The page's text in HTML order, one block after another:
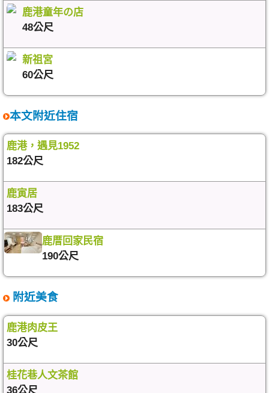
鹿港童年の店
48公尺
新祖宮
60公尺
本文附近住宿
鹿港，遇見1952
182公尺
鹿寅居
183公尺
鹿厝回家民宿
190公尺
附近美食
鹿港肉皮王
30公尺
桂花巷人文茶館
36公尺